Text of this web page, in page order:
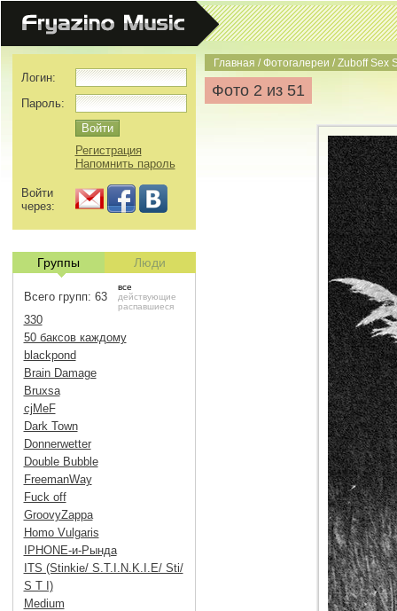
Главная /Фотогалереи /Zuboff Sex
Фото 2 из 51
Логин:
Пароль:
Регистрация
Напомнить пароль
Войти
через:
Группы Люди
Всего групп: 63
все
действующие
распавшиеся
330
50 баксов каждому
blackpond
Brain Damage
Bruxsa
cjMeF
Dark Town
Donnerwetter
Double Bubble
FreemanWay
Fuck off
GroovyZappa
Homo Vulgaris
IPHONE-и-Рында
ITS (Stinkie/ S.T.I.N.K.I.E/ Sti/
S T I)
Medium